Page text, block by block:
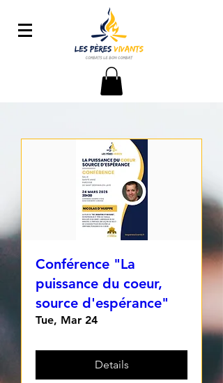
Conférence "La
puissance du coeur,
source d'espérance"
Tue, Mar 24
Details